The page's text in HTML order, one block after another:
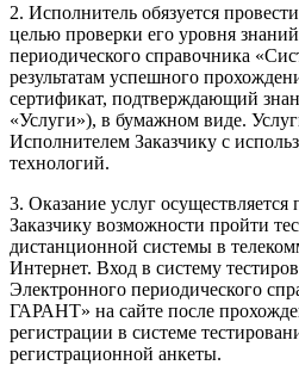
2. Исполнитель обязуется
целью проверки его уровня
периодического справочника
результатам успешного
сертификат, подтверждающий
«Услуги»), в бумажном виде.
Исполнителем Заказчику с
технологий.
3. Оказание услуг осуществляется
Заказчику возможности пройти
дистанционной системы в
Интернет. Вход в систему
Электронного периодического
ГАРАНТ» на сайте после
регистрации в системе
регистрационной анкеты.